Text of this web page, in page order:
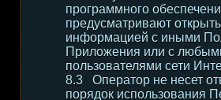
программного
предусматривают
информацией с иными
Приложения или с
пользователями сети
Оператор не несет
порядок использования